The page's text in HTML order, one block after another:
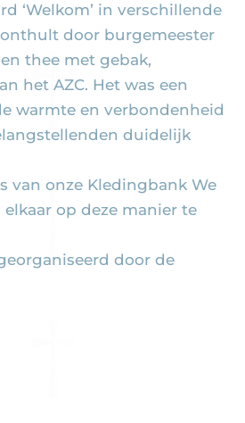
‘Welkom’ in verschillende
door burgemeester
thee met gebak,
het AZC. Het was een
warmte en verbondenheid
duidelijk
van onze Kledingbank We
op deze manier te
door de